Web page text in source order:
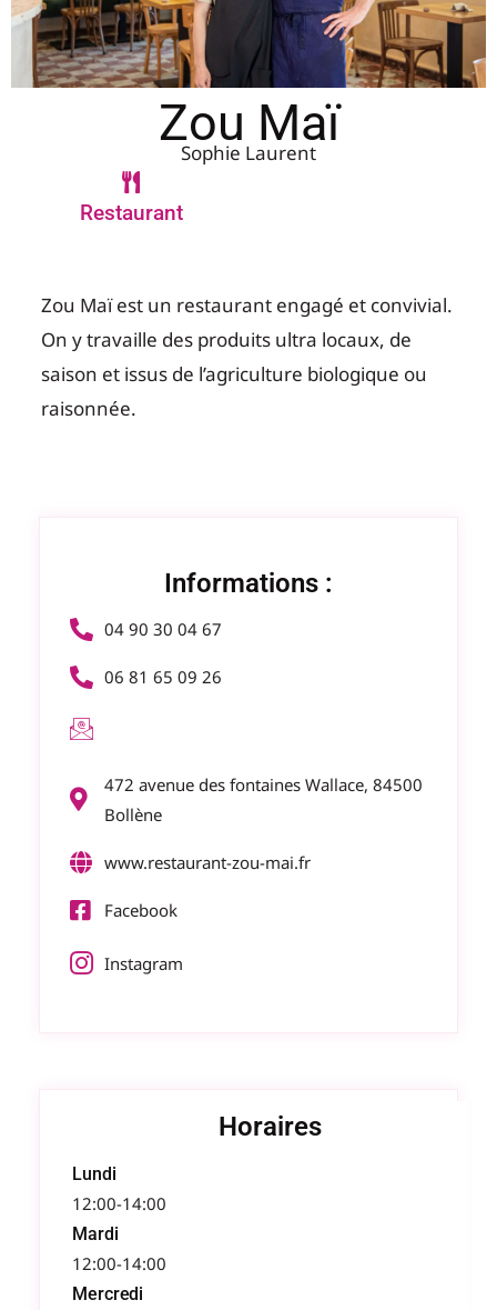
Zou Maï
Sophie Laurent
Restaurant
Zou Maï est un restaurant engagé et convivial.
On y travaille des produits ultra locaux, de
saison et issus de l’agriculture biologique ou
raisonnée.
Informations :
04 90 30 04 67
06 81 65 09 26
472 avenue des fontaines Wallace, 84500
Bollène
www.restaurant-zou-mai.fr
Facebook
Instagram
Horaires
Lundi
12:00-14:00
Mardi
12:00-14:00
Mercredi